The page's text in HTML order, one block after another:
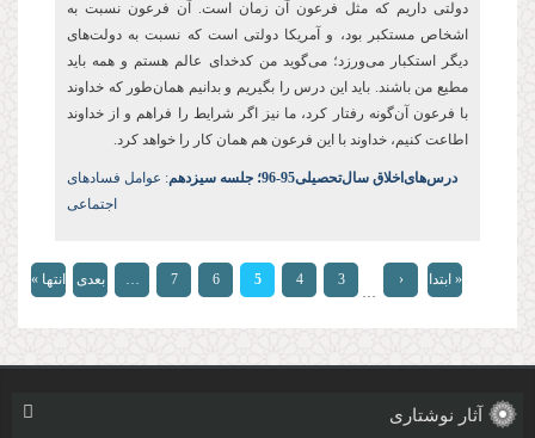
دولتی داریم که مثل فرعون آن زمان است. آن فرعون نسبت به
اشخاص مستکبر بود، و آمریکا دولتی است که نسبت به دولتهای
دیگر استکبار میورزد؛ میگوید من کدخدای عالم هستم و همه باید
مطیع من باشند. باید این درس را بگیریم و بدانیم همانطور که خداوند
با فرعون آنگونه رفتار کرد، ما نیز اگر شرایط را فراهم و از خداوند
اطاعت کنیم، خداوند با این فرعون هم همان کار را خواهد کرد.
درس‌های‌اخلاق سال‌تحصیلی‌95-96؛ جلسه سیزدهم
: عوامل فسادهای
اجتماعی
صفحه‌ها
« ابتدا ‹
…
3
4
5
6
7
… بعدی انتها »
آثار نوشتاری